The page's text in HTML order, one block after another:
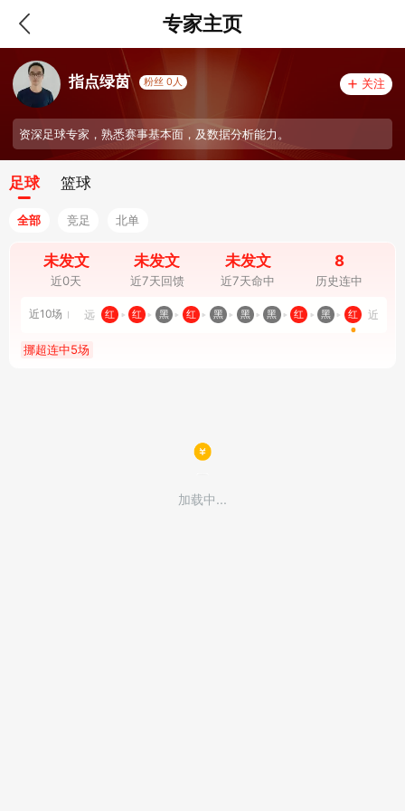
专家主页
指点绿茵 粉丝 0人 关注
资深足球专家，熟悉赛事基本面，及数据分析能力。
足球 篮球
全部 竞足 北单
未发文
近0天
未发文
近7天回馈
未发文
近7天命中
8
历史连中
近10场 远 红 红 黑 红 黑 黑 黑 红 黑 红 近
挪超连中5场
加载中...